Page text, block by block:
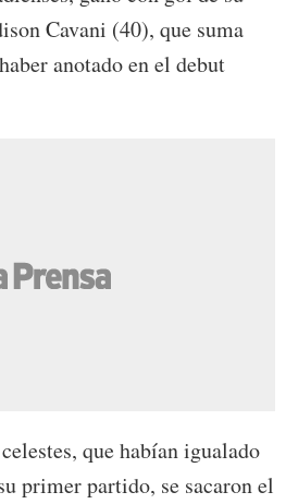
Cavani (40), que suma
anotado en el debut
que habían igualado
primer partido, se sacaron el